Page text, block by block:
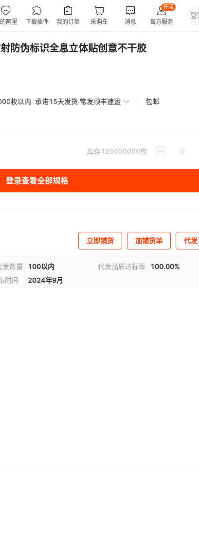
防伪标识全息立体贴创意不干胶
枚以内 承诺15天发货·常发顺丰速运 包邮
库存125600000枚
登录查看全部规格
立即铺货 加铺货单 代
发数量 100以内 代发品质达标率
100.00%
时间 2024年9月